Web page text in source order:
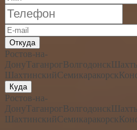
Откуда
Ростов-на-
ДонуТаганрогВолгодонск
ШахтинскийСемикаракорск
Куда
Ростов-на-
ДонуТаганрогВолгодонск
ШахтинскийСемикаракорск